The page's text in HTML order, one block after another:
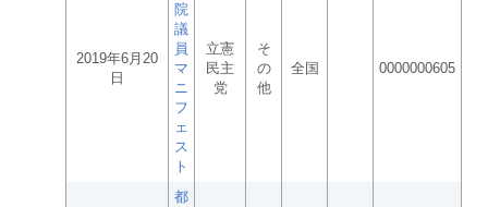
2019年6月20
日
院
議
員
マ
ニ
フ
ェ
ス
ト
立憲
民主
党
そ
の
他
全国 0000000605
都